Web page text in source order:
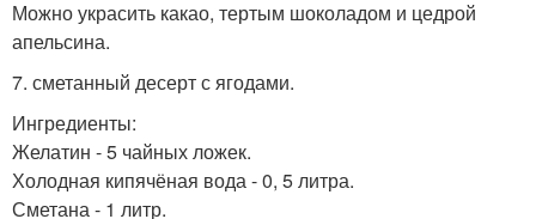
Можно украсить какао, тертым шоколадом и цедрой
апельсина.
7. сметанный десерт с ягодами.
Ингредиенты:
Желатин - 5 чайных ложек.
Холодная кипячёная вода - 0, 5 литра.
Сметана - 1 литр.